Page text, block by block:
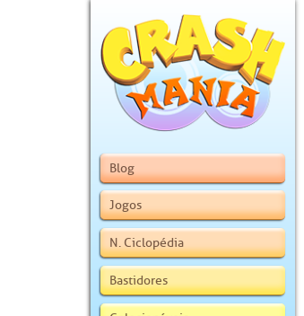
Blog
Jogos
N. Ciclopédia
Bastidores